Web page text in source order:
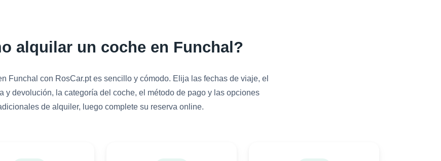
alquilar un coche en Funchal?
Funchal con RosCar.pt es sencillo y cómodo. Elija las fechas de viaje, el
y devolución, la categoría del coche, el método de pago y las opciones
de alquiler, luego complete su reserva online.